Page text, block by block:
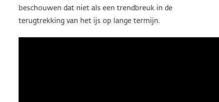
beschouwen dat niet als een trendbreuk in de
terugtrekking van het ijs op lange termijn.